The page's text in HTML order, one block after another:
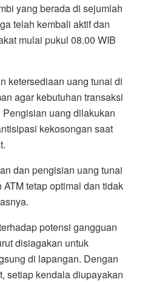
yang berada di sejumlah
telah kembali aktif dan
mulai pukul 08.00 WIB
ketersediaan uang tunai di
agar kebutuhan transaksi
uang dilakukan
kekosongan saat
dan pengisian uang tunai
tetap optimal dan tidak
potensi gangguan
disiagakan untuk
di lapangan. Dengan
setiap kendala diupayakan